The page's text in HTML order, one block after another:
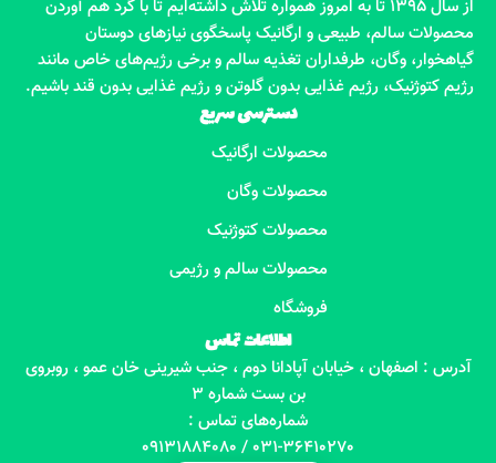
از سال 1395 تا به امروز همواره تلاش داشته‌ایم تا با گرد هم آوردن
محصولات سالم، طبیعی و ارگانیک پاسخگوی نیازهای دوستان
گیاهخوار، وگان، طرفداران تغذیه سالم و برخی رژیم‌های خاص مانند
رژیم کتوژنیک، رژیم غذایی بدون گلوتن و رژیم غذایی بدون قند باشیم.
دسترسی سریع
محصولات ارگانیک
محصولات وگان
محصولات کتوژنیک
محصولات سالم و رژیمی
فروشگاه
اطلاعات تماس
آدرس : اصفهان ، خیابان آپادانا دوم ، جنب شیرینی خان عمو ، روبروی
بن بست شماره 3
شماره‌های تماس :
031-36410270 / 09131884080